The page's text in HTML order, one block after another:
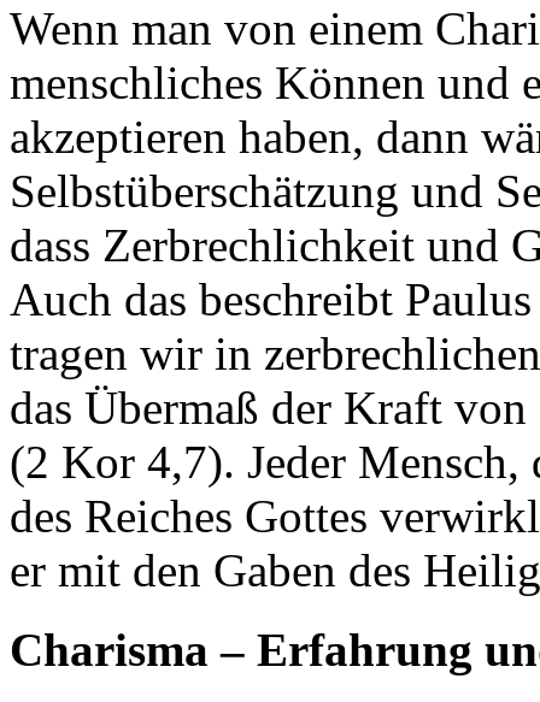
Wenn man von einem
menschliches Können und
akzeptieren haben, dann
Selbstüberschätzung und
dass Zerbrechlichkeit und
Auch das beschreibt
tragen wir in
das Übermaß der Kraft
(2 Kor 4,7). Jeder Mensch,
des Reiches Gottes
er mit den Gaben des
Charisma – Erfahrung